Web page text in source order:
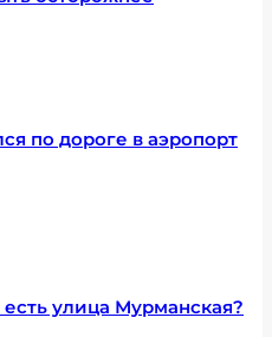
по дороге в аэропорт
улица Мурманская?